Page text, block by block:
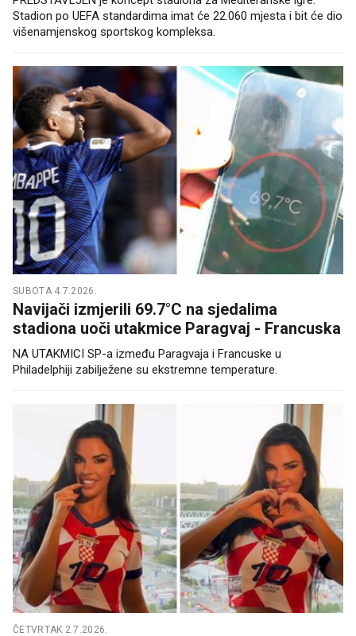
Stadion po UEFA standardima imat će 22.060 mjesta i bit će dio
višenamjenskog sportskog kompleksa.
SUBOTA 4.7.2026.
Navijači izmjerili 69.7°C na sjedalima
stadiona uoči utakmice Paragvaj - Francuska
NA UTAKMICI SP-a između Paragvaja i Francuske u
Philadelphiji zabilježene su ekstremne temperature.
ČETVRTAK 2.7.2026.